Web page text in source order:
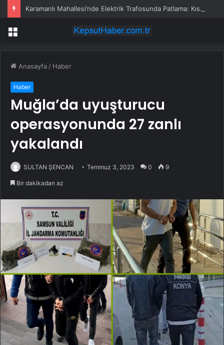
Karamanlı Mahallesi’nde Elektrik Trafosunda Patlama: Kısa Süreli Panik ve Elektrik Kesintisi
Menü
Anasayfa / Haber
Haber
Muğla’da uyuşturucu
operasyonunda 27 zanlı
yakalandı
SULTAN ŞENCAN Temmuz 3, 2023 0 9
Bir dakikadan az